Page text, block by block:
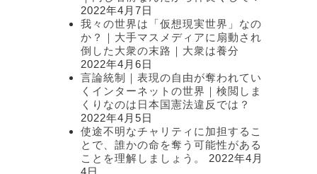
2022年4月7日
我々の世界は「仮想現実世界」なの
か？｜大手マスメディアに扇動され
倒した大衆の末路｜大衆は養分
2022年4月6日
言論統制｜表現の自由が奪われてい
くインターネットの世界｜検閲しま
くりなのは日本国憲法違反では？
2022年4月5日
使途不明なチャリティに加担するこ
とで、誰かの命を奪う可能性がある
ことを理解しましょう。
2022年4月